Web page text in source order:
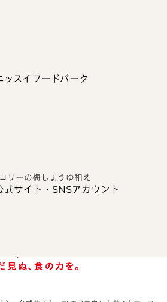
ッスイフードパーク
式サイト・SNSアカウント
リーの梅しょうゆ和え